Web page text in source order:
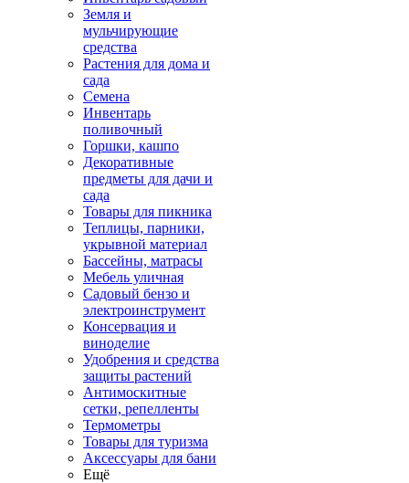
Земля и
мульчирующие
средства
Растения для дома и
сада
Семена
Инвентарь
поливочный
Горшки, кашпо
Декоративные
предметы для дачи и
сада
Товары для пикника
Теплицы, парники,
укрывной материал
Бассейны, матрасы
Мебель уличная
Садовый бензо и
электроинструмент
Консервация и
виноделие
Удобрения и средства
защиты растений
Антимоскитные
сетки, репелленты
Термометры
Товары для туризма
Аксессуары для бани
Ещё